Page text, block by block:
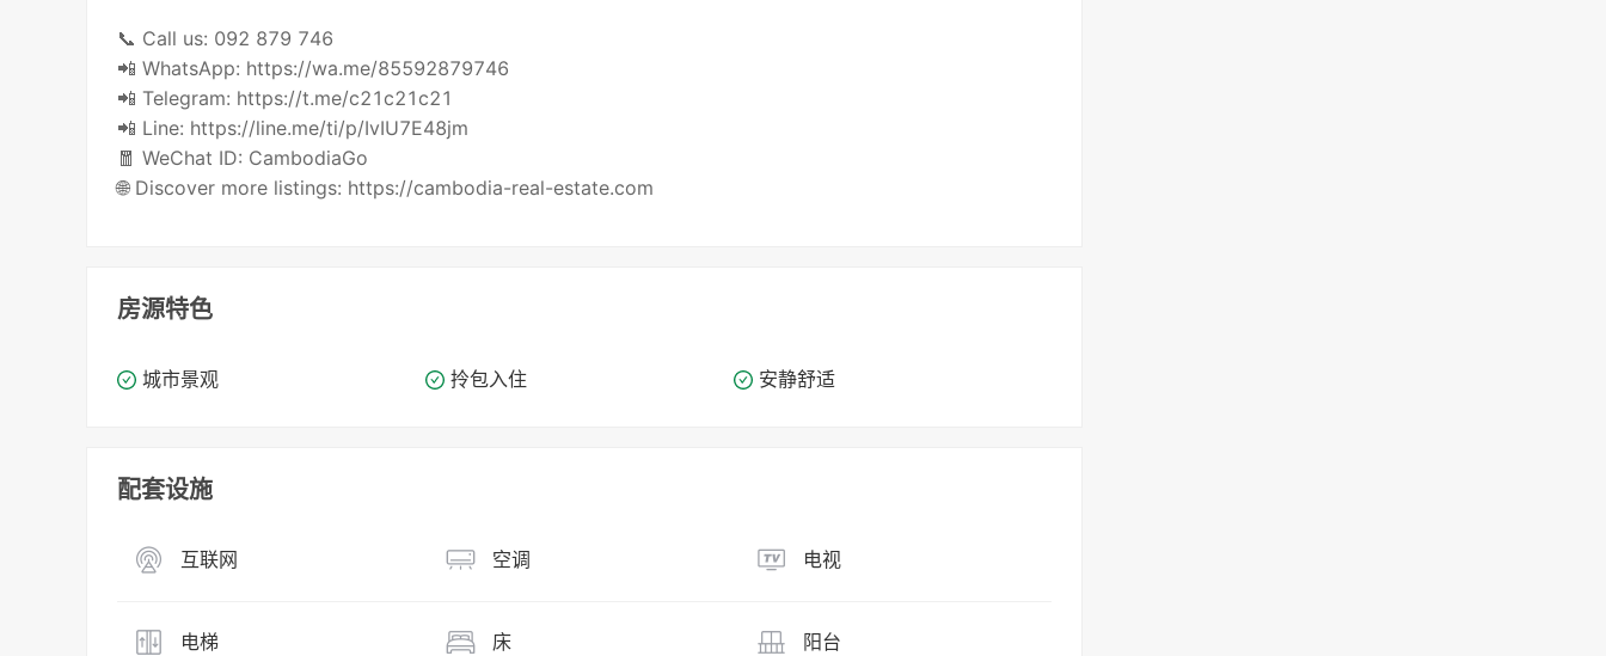
📞 Call us: 092 879 746
📲 WhatsApp: https://wa.me/85592879746
📲 Telegram: https://t.me/c21c21c21
📲 Line: https://line.me/ti/p/IvIU7E48jm
🧧 WeChat ID: CambodiaGo
🌐 Discover more listings: https://cambodia-real-estate.com
房源特色
城市景观 拎包入住 安静舒适
配套设施
互联网 空调 电视
电梯 床 阳台